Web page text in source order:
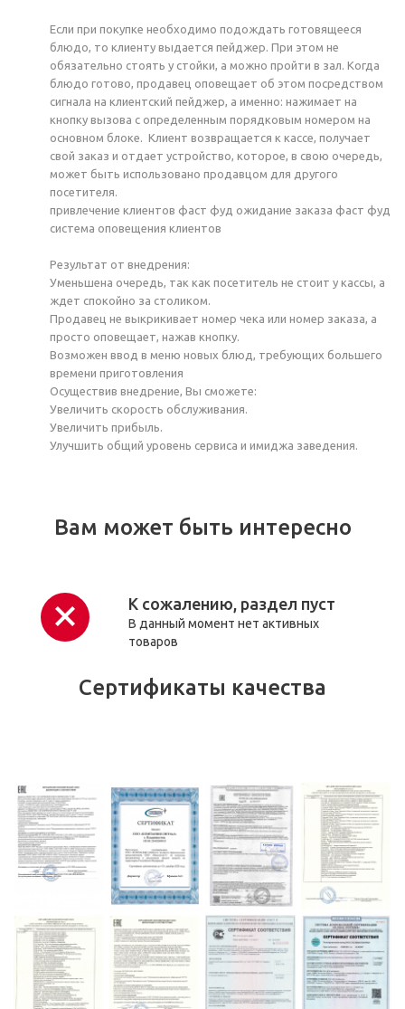
Если при покупке необходимо подождать готовящееся
блюдо, то клиенту выдается пейджер. При этом не
обязательно стоять у стойки, а можно пройти в зал. Когда
блюдо готово, продавец оповещает об этом посредством
сигнала на клиентский пейджер, а именно: нажимает на
кнопку вызова с определенным порядковым номером на
основном блоке. Клиент возвращается к кассе, получает
свой заказ и отдает устройство, которое, в свою очередь,
может быть использовано продавцом для другого
посетителя.
прив­ле­чение кли­ен­тов фаст фуд ожи­дание за­каза фаст фуд
сис­те­ма опо­веще­ния кли­ен­тов
Результат от внедрения:
Уменьшена очередь, так как посетитель не стоит у кассы, а
ждет спокойно за столиком.
Продавец не выкрикивает номер чека или номер заказа, а
просто оповещает, нажав кнопку.
Возможен ввод в меню новых блюд, требующих большего
времени приготовления
Осуществив внедрение, Вы сможете:
Увеличить скорость обслуживания.
Увеличить прибыль.
Улучшить общий уровень сервиса и имиджа заведения.
Вам может быть интересно
К сожалению, раздел пуст
В данный момент нет активных
товаров
Сертификаты качества